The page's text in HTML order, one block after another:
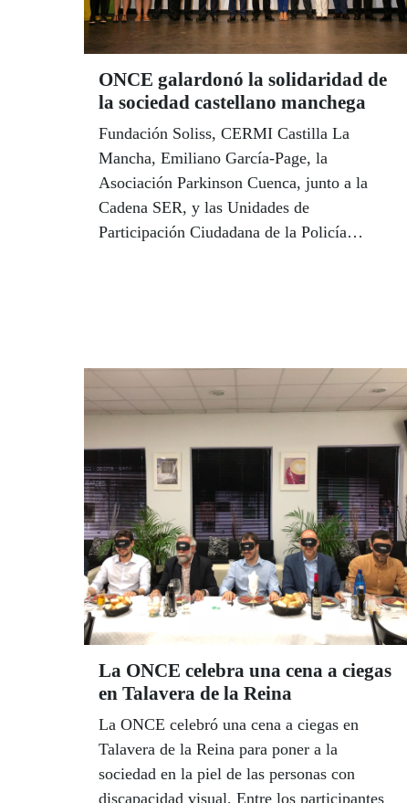
ONCE galardonó la solidaridad de
la sociedad castellano manchega
Fundación Soliss, CERMI Castilla La
Mancha, Emiliano García-Page, la
Asociación Parkinson Cuenca, junto a la
Cadena SER, y las Unidades de
Participación Ciudadana de la Policía
La ONCE celebra una cena a ciegas
en Talavera de la Reina
La ONCE celebró una cena a ciegas en
Talavera de la Reina para poner a la
sociedad en la piel de las personas con
discapacidad visual. Entre los participantes